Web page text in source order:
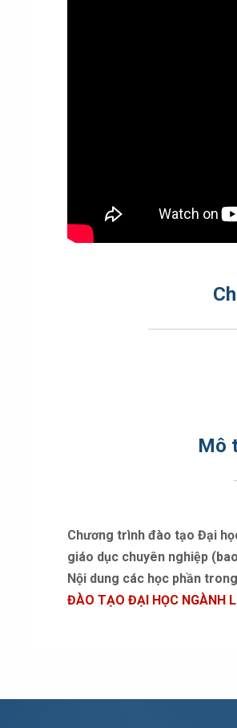
Mô
Chương trình đào tạo Đại
giáo dục chuyên nghiệp
Nội dung các học phần
ĐÀO TẠO ĐẠI HỌC NGÀNH
Đội ngũ giảng viên năng động,